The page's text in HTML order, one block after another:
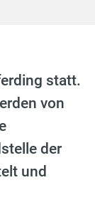
statt.
von
der
und